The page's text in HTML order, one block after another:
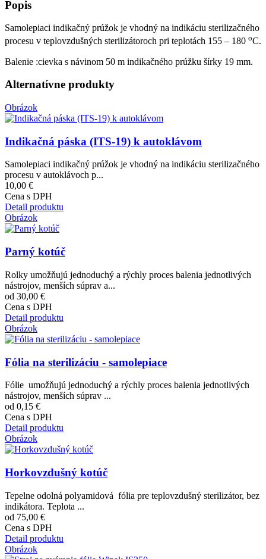
Popis
Samolepiaci indikačný prúžok je vhodný na indikáciu sterilizačného
procesu v teplovzdušných sterilizátoroch pri teplotách 155 – 180 oC.
Balenie :cievka s návinom 50 m indikačného prúžku šírky 19 mm.
Alternatívne produkty
Obrázok
Indikačná páska (ITS-19) k autoklávom
Samolepiaci indikačný prúžok je vhodný na indikáciu sterilizačného
procesu v autoklávoch p...
10,00 €
Cena s DPH
Detail produktu
Obrázok
Parný kotúč
Rolky umožňujú jednoduchý a rýchly proces balenia jednotlivých
nástrojov, menších súprav a...
od 30,00 €
Cena s DPH
Detail produktu
Obrázok
Fólia na sterilizáciu - samolepiace
Fólie umožňujú jednoduchý a rýchly proces balenia jednotlivých
nástrojov, menších súprav ...
od 0,15 €
Cena s DPH
Detail produktu
Obrázok
Horkovzdušný kotúč
Tepelne odolná polyamidová fólia pre teplovzdušný sterilizátor, bez
indikátora. Teplota ...
od 75,00 €
Cena s DPH
Detail produktu
Obrázok